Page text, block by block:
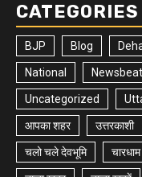
CATEGORIES
BJP Blog
National Newsbeat
Uncategorized
आपका शहर उत्तरकाशी
चलो चले देवभूमि चारधाम